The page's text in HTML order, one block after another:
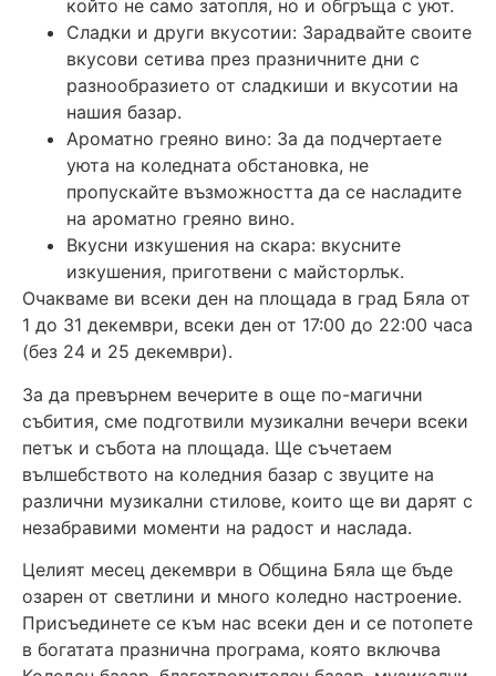
който не само затопля, но и обгръща с уют.
Сладки и други вкусотии: Зарадвайте своите
вкусови сетива през празничните дни с
разнообразието от сладкиши и вкусотии на
нашия базар.
Ароматно греяно вино: За да подчертаете
уюта на коледната обстановка, не
пропускайте възможността да се насладите
на ароматно греяно вино.
Вкусни изкушения на скара: вкусните
изкушения, приготвени с майсторлък.
Очакваме ви всеки ден на площада в град Бяла от
1 до 31 декември, всеки ден от 17:00 до 22:00 часа
(без 24 и 25 декември).
За да превърнем вечерите в още по-магични
събития, сме подготвили музикални вечери всеки
петък и събота на площада. Ще съчетаем
вълшебството на коледния базар с звуците на
различни музикални стилове, които ще ви дарят с
незабравими моменти на радост и наслада.
Целият месец декември в Община Бяла ще бъде
озарен от светлини и много коледно настроение.
Присъединете се към нас всеки ден и се потопете
в богатата празнична програма, която включва